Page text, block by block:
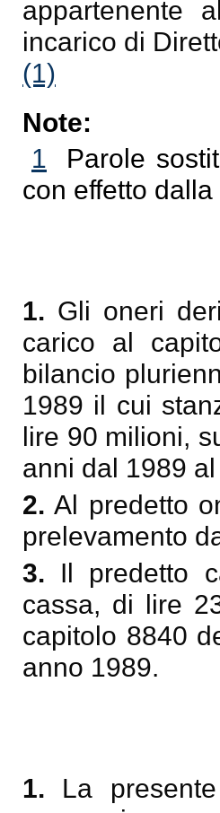
appartenente
incarico di
(1)
Note:
1
Parole
con effetto
1. Gli oneri
carico al
bilancio
1989 il cui
lire 90 milioni,
anni dal 1989
2. Al predetto
prelevamento
3. Il predetto
cassa, di lire
capitolo 8840
anno 1989.
1. La